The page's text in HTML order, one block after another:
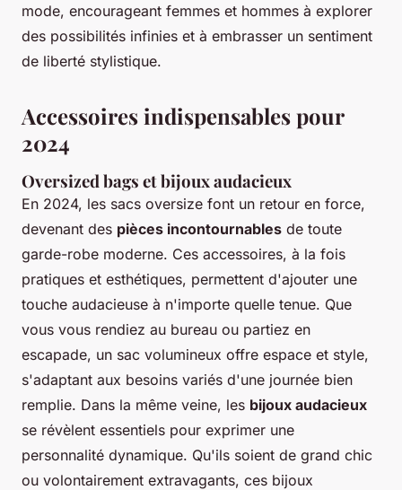
mode, encourageant femmes et hommes à explorer
des possibilités infinies et à embrasser un sentiment
de liberté stylistique.
Accessoires indispensables pour
2024
Oversized bags et bijoux audacieux
En 2024, les sacs oversize font un retour en force,
devenant des pièces incontournables de toute
garde-robe moderne. Ces accessoires, à la fois
pratiques et esthétiques, permettent d'ajouter une
touche audacieuse à n'importe quelle tenue. Que
vous vous rendiez au bureau ou partiez en
escapade, un sac volumineux offre espace et style,
s'adaptant aux besoins variés d'une journée bien
remplie. Dans la même veine, les bijoux audacieux
se révèlent essentiels pour exprimer une
personnalité dynamique. Qu'ils soient de grand chic
ou volontairement extravagants, ces bijoux